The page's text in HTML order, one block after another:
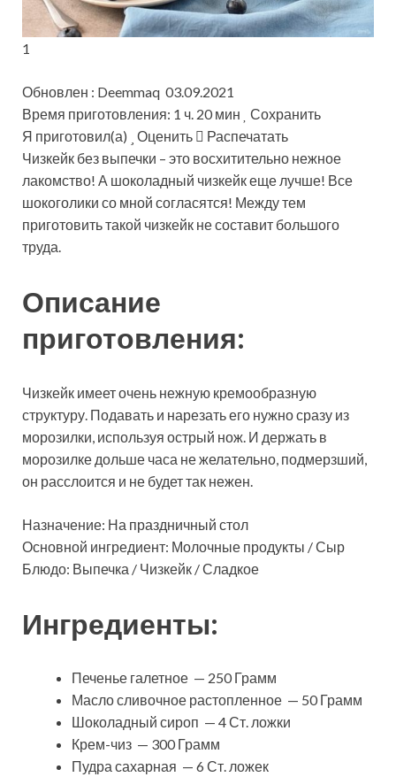
1
Обновлен : Deemmaq 03.09.2021
Время приготовления: 1 ч. 20 мин
Сохранить
Я приготовил(а)
Оценить
Распечатать
Чизкейк без выпечки – это восхитительно нежное
лакомство! А шоколадный чизкейк еще лучше! Все
шокоголики со мной согласятся! Между тем
приготовить такой чизкейк не составит большого
труда.
Описание
приготовления:
Чизкейк имеет очень нежную кремообразную
структуру. Подавать и нарезать его нужно сразу из
морозилки, используя острый нож. И держать в
морозилке дольше часа не желательно, подмерзший,
он расслоится и не будет так нежен.
Назначение: На праздничный стол
Основной ингредиент: Молочные продукты / Сыр
Блюдо: Выпечка / Чизкейк / Сладкое
Ингредиенты:
Печенье галетное — 250 Грамм
Масло сливочное растопленное — 50 Грамм
Шоколадный сироп — 4 Ст. ложки
Крем-чиз — 300 Грамм
Пудра сахарная — 6 Ст. ложек